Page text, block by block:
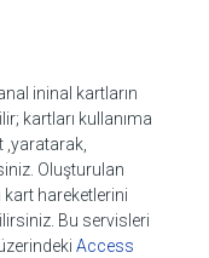
ininal kartların
kartları kullanıma
,yaratarak,
Oluşturulan
hareketlerini
Bu servisleri
Access